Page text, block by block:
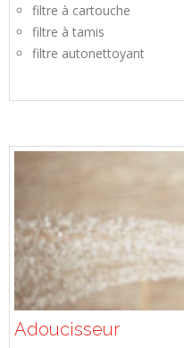
filtre à cartouche
filtre à tamis
filtre autonettoyant
Adoucisseur